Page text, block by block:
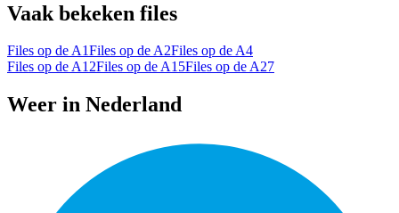
Vaak bekeken files
Files op de A1Files op de A2Files op de A4
Files op de A12Files op de A15Files op de A27
Weer in Nederland